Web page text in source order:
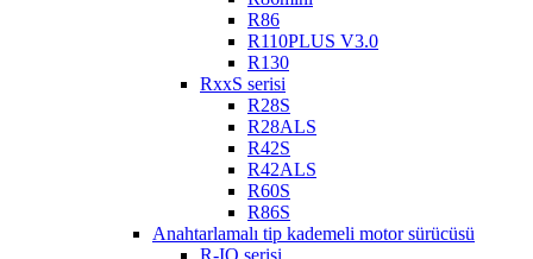
R86
R110PLUS V3.0
R130
RxxS serisi
R28S
R28ALS
R42S
R42ALS
R60S
R86S
Anahtarlamalı tip kademeli motor sürücüsü
R-IO serisi